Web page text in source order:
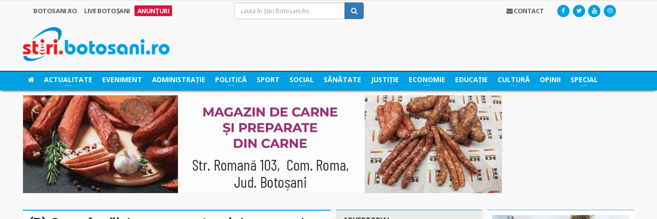
BOTOSANI.RO LIVE BOTOȘANI ANUNȚURI CONTACT
ACTUALITATE EVENIMENT ADMINISTRAȚIE POLITICĂ SPORT SOCIAL SĂNĂTATE JUSTIȚIE ECONOMIE EDUCAȚIE CULTURĂ OPINII SPECIAL